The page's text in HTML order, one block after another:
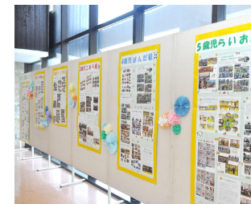
リセット
language
閉じる